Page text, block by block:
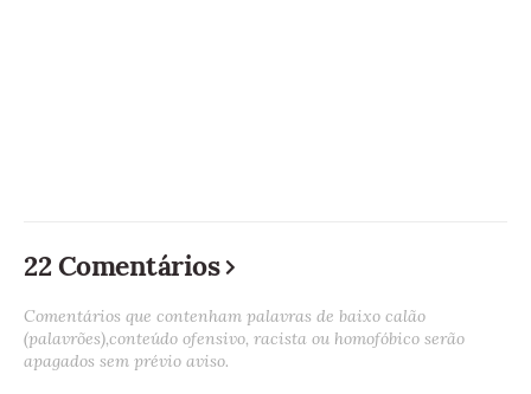
22 Comentários
Comentários que contenham palavras de baixo calão
(palavrões),conteúdo ofensivo, racista ou homofóbico serão
apagados sem prévio aviso.